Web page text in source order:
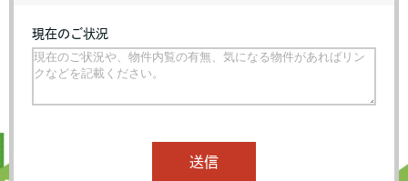
現在のご状況
送信